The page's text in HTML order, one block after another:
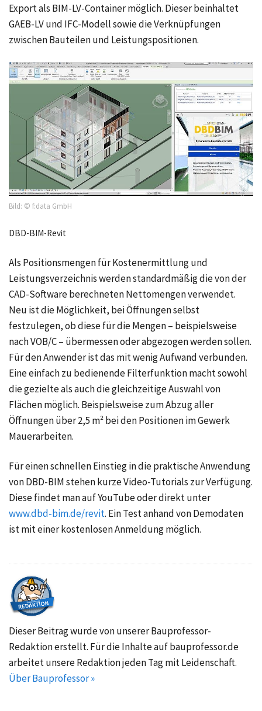
Export als BIM-LV-Container möglich. Dieser beinhaltet
GAEB-LV und IFC-Modell sowie die Verknüpfungen
zwischen Bauteilen und Leistungspositionen.
Bild: © f:data GmbH
DBD-BIM-Revit
Als Positionsmengen für Kostenermittlung und
Leistungsverzeichnis werden standardmäßig die von der
CAD-Software berechneten Nettomengen verwendet.
Neu ist die Möglichkeit, bei Öffnungen selbst
festzulegen, ob diese für die Mengen – beispielsweise
nach VOB/C – übermessen oder abgezogen werden sollen.
Für den Anwender ist das mit wenig Aufwand verbunden.
Eine einfach zu bedienende Filterfunktion macht sowohl
die gezielte als auch die gleichzeitige Auswahl von
Flächen möglich. Beispielsweise zum Abzug aller
Öffnungen über 2,5 m² bei den Positionen im Gewerk
Mauerarbeiten.
Für einen schnellen Einstieg in die praktische Anwendung
von DBD-BIM stehen kurze Video-Tutorials zur Verfügung.
Diese findet man auf YouTube oder direkt unter
www.dbd-bim.de/revit. Ein Test anhand von Demodaten
ist mit einer kostenlosen Anmeldung möglich.
Dieser Beitrag wurde von unserer Bauprofessor-
Redaktion erstellt. Für die Inhalte auf bauprofessor.de
arbeitet unsere Redaktion jeden Tag mit Leidenschaft.
Über Bauprofessor »